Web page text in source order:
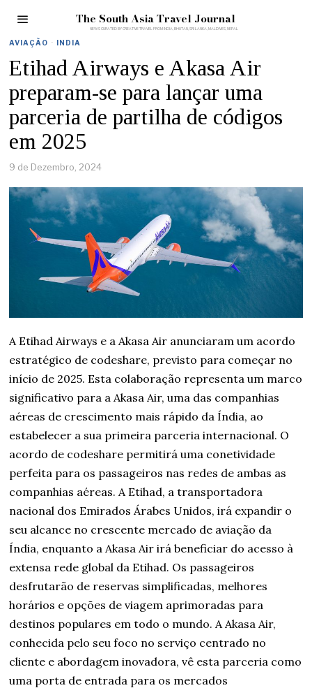
The South Asia Travel Journal
AVIAÇÃO · INDIA
Etihad Airways e Akasa Air
preparam-se para lançar uma
parceria de partilha de códigos
em 2025
9 de Dezembro, 2024
A Etihad Airways e a Akasa Air anunciaram um acordo
estratégico de codeshare, previsto para começar no
início de 2025. Esta colaboração representa um marco
significativo para a Akasa Air, uma das companhias
aéreas de crescimento mais rápido da Índia, ao
estabelecer a sua primeira parceria internacional. O
acordo de codeshare permitirá uma conetividade
perfeita para os passageiros nas redes de ambas as
companhias aéreas. A Etihad, a transportadora
nacional dos Emirados Árabes Unidos, irá expandir o
seu alcance no crescente mercado de aviação da
Índia, enquanto a Akasa Air irá beneficiar do acesso à
extensa rede global da Etihad. Os passageiros
desfrutarão de reservas simplificadas, melhores
horários e opções de viagem aprimoradas para
destinos populares em todo o mundo. A Akasa Air,
conhecida pelo seu foco no serviço centrado no
cliente e abordagem inovadora, vê esta parceria como
uma porta de entrada para os mercados